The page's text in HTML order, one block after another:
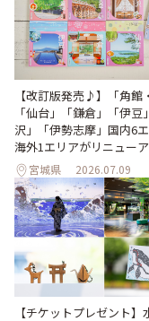
【改訂版発売♪】「角館
「仙台」「鎌倉」「伊豆
沢」「伊勢志摩」国内6
海外1エリアがリニュー
宮城県 2026.07.09
【チケットプレゼント】